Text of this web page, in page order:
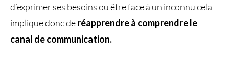
d’exprimer ses besoins ou être face à un inconnu cela
implique donc deréapprendre à comprendre le
canal de communication.